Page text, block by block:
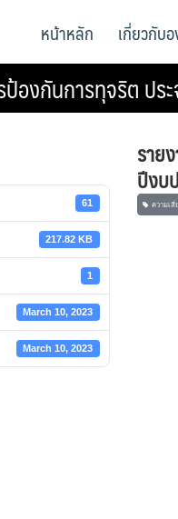
หน้าหลัก เกี่ยวกับ
ป้องกันการทุจริต ป
61
217.82 KB
1
March 10, 2023
March 10, 2023
ราย
ปีงบ
ความเสี่